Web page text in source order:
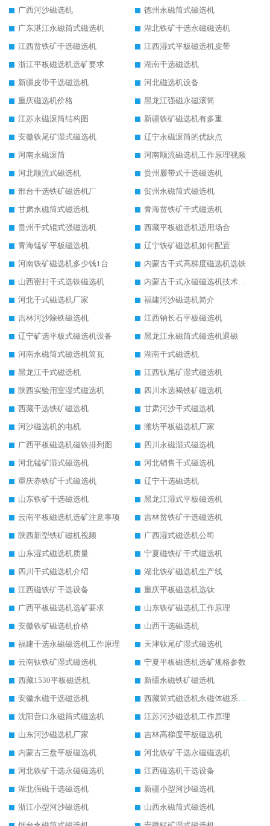
广西河沙磁选机
德州永磁筒式磁选机
广东湛江永磁筒式磁选机
湖北铁矿干选永磁磁选机
江西贫铁矿干选磁选机
江西湿式平板磁选机皮带
浙江平板磁选机选矿要求
湖南干选磁选机
新疆皮带干选磁选机
河北磁选机设备
重庆磁选机价格
黑龙江强磁永磁滚筒
江苏永磁滚筒结构图
新疆铁矿磁选机有多重
安徽铁尾矿湿式磁选机
辽宁永磁滚筒的优缺点
河南永磁滚筒
河南顺流磁选机工作原理视频
河北顺流式磁选机
贵州履带式干选磁选机
邢台干选铁矿磁选机厂
贺州永磁筒式磁选机
甘肃永磁筒式磁选机
青海贫铁矿干式磁选机
贵州干式辊式强磁选机
西藏平板磁选机适用场合
青海锰矿平板磁选机
辽宁铁矿磁选机如何配置
河南铁矿磁选机多少钱1台
内蒙古干式高梯度磁选机选铁
山西密封干式选铁磁选机
内蒙古干式永磁磁选机技术要求
河北干式磁选机厂家
福建河沙磁选机简介
吉林河沙除铁磁选机
江西钠长石平板磁选机
辽宁矿选平板式磁选机设备
黑龙江永磁筒式磁选机退磁
河南永磁筒式磁选机筒瓦
湖南干式磁选机
黑龙江干式磁选机
江西钛尾矿湿式磁选机
陕西实验用室湿式磁选机
四川水选褐铁矿磁选机
西藏干选铁矿磁选机
甘肃河沙干式磁选机
河沙磁选机的电机
潍坊平板磁选机厂家
广西平板磁选机磁铁排列图
四川永磁湿式磁选机
河北锰矿湿式磁选机
河北销售干式磁选机
重庆赤铁矿干式磁选机
辽宁干选磁选机
山东铁矿干选磁选机
黑龙江湿式平板磁选机
云南平板磁选机选矿注意事项
吉林贫铁矿干选磁选机
陕西新型铁矿磁机视频
广西湿式磁选机公司
山东湿式磁选机质量
宁夏磁铁矿干式磁选机
四川干式磁选机介绍
湖北铁矿磁选机生产线
江西磁铁矿干选设备
重庆平板磁选机选钛
广西平板磁选机选矿要求
山东铁矿磁选机工作原理
安徽铁矿磁选机价格
山西干选磁选机
福建干选永磁磁选机工作原理
天津钛尾矿湿式磁选机
云南钛铁矿湿式磁选机
宁夏平板磁选机选矿规格参数
西藏1530平板磁选机
新疆永磁铁矿磁选机
安徽永磁干选磁选机
西藏筒式磁选机永磁体磁系设计
沈阳营口永磁筒式磁选机
江苏河沙磁选机工作原理
山东河沙磁选机厂家
吉林高梯度平板磁选机
内蒙古三盘平板磁选机
河北铁矿干选永磁磁选机
河北铁矿干选永磁磁选机
江西磁选机干选设备
湖北强磁干选磁选机
新疆小型河沙磁选机
浙江小型河沙磁选机
山西永磁筒式磁选机